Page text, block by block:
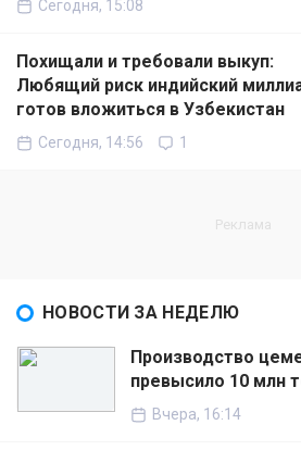
Сегодня, 15:08
Похищали и требовали выкуп:
Любящий риск индийский
готов вложиться в Узбекистан
Сегодня, 14:56 1
НОВОСТИ ЗА НЕДЕЛЮ
Производство
превысило 10 млн
Вчера, 16:14